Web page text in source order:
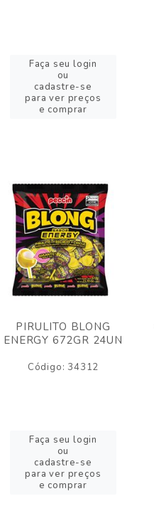
Faça seu login
ou
cadastre-se
para ver preços
e comprar
PIRULITO BLONG
ENERGY 672GR 24UN
Código: 34312
Faça seu login
ou
cadastre-se
para ver preços
e comprar